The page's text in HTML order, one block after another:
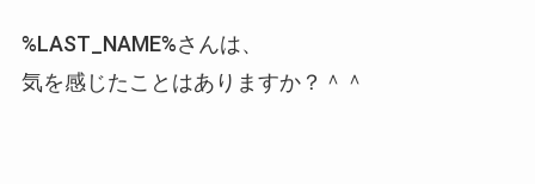
%LAST_NAME%さんは、
気を感じたことはありますか？＾＾